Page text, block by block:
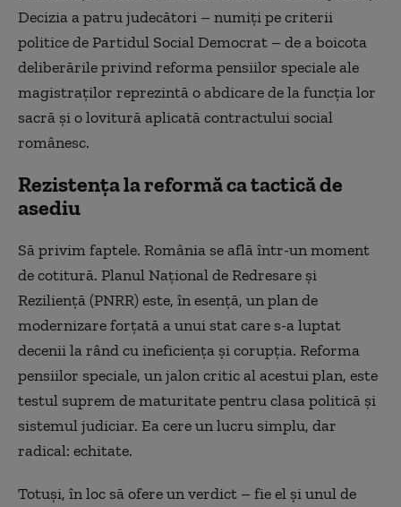
Decizia a patru judecători – numiți pe criterii
politice de Partidul Social Democrat – de a boicota
deliberările privind reforma pensiilor speciale ale
magistraților reprezintă o abdicare de la funcția lor
sacră și o lovitură aplicată contractului social
românesc.
Rezistența la reformă ca tactică de
asediu
Să privim faptele. România se află într-un moment
de cotitură. Planul Național de Redresare și
Reziliență (PNRR) este, în esență, un plan de
modernizare forțată a unui stat care s-a luptat
decenii la rând cu ineficiența și corupția. Reforma
pensiilor speciale, un jalon critic al acestui plan, este
testul suprem de maturitate pentru clasa politică și
sistemul judiciar. Ea cere un lucru simplu, dar
radical: echitate.
Totuși, în loc să ofere un verdict – fie el și unul de